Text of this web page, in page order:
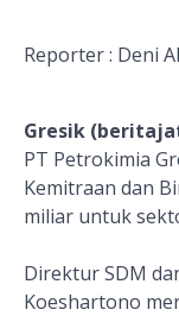
Reporter : Deni
Gresik
PT Petrokimia
Kemitraan dan
miliar untuk
Direktur SDM
Koeshartono